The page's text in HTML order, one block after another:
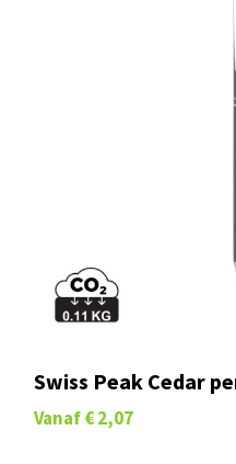
Swiss Peak Cedar
Vanaf € 2,07